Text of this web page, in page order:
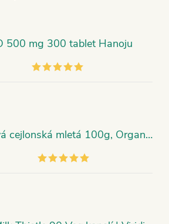
500 mg 300 tablet Hanoju
Skořice Bio, pravá cejlonská mletá 100g, Organic India